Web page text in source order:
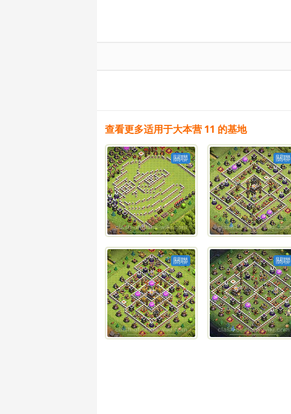
查看更多适用于大本营 11 的基地
關聯 關聯
關聯 關聯